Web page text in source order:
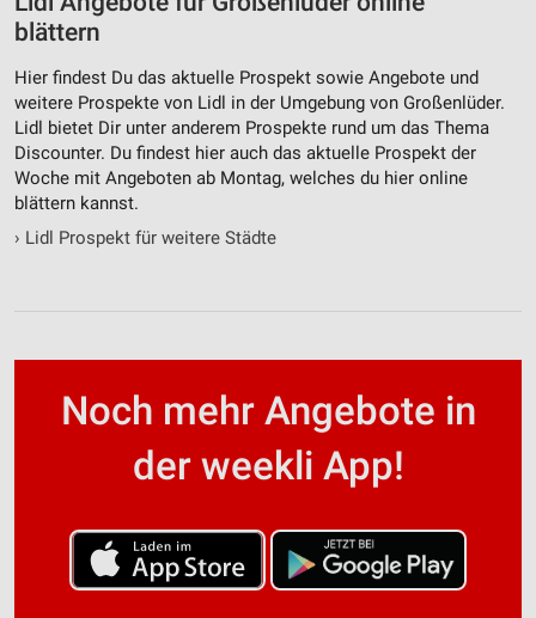
blättern
Hier findest Du das aktuelle Prospekt sowie Angebote und
weitere Prospekte von Lidl in der Umgebung von Großenlüder.
Lidl bietet Dir unter anderem Prospekte rund um das Thema
Discounter. Du findest hier auch das aktuelle Prospekt der
Woche mit Angeboten ab Montag, welches du hier online
blättern kannst.
› Lidl Prospekt für weitere Städte
Noch mehr Angebote in
der weekli App!